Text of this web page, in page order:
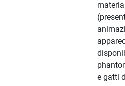
e gatti